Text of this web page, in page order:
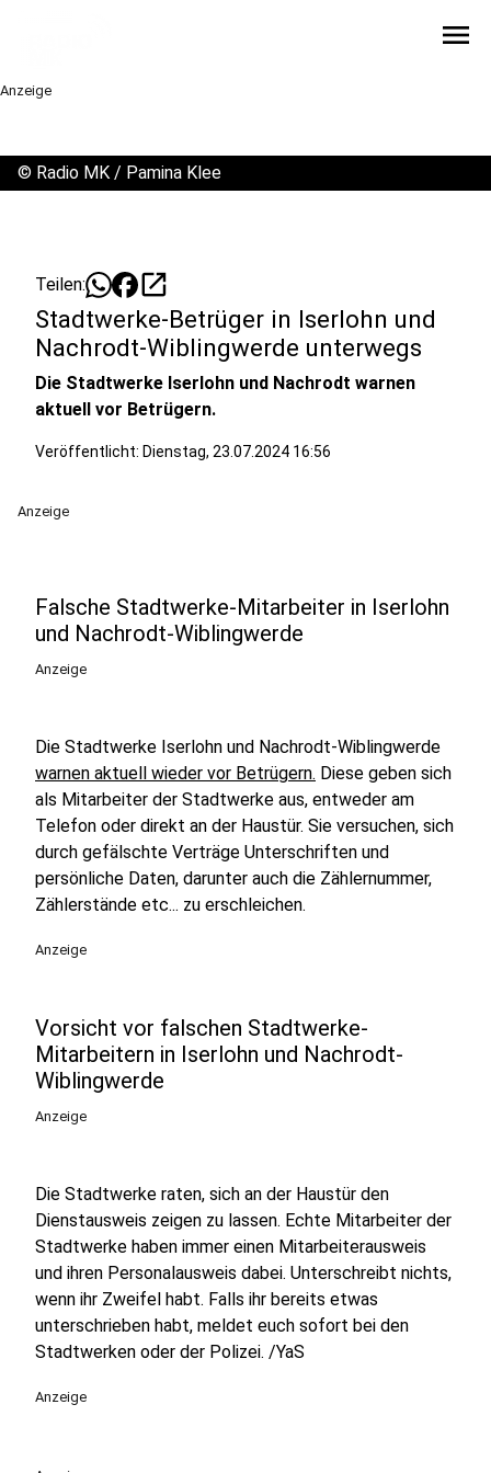
menu
Anzeige
© Radio MK / Pamina Klee
Teilen: open_in_new
Stadtwerke-Betrüger in Iserlohn und
Nachrodt-Wiblingwerde unterwegs
Die Stadtwerke Iserlohn und Nachrodt warnen
aktuell vor Betrügern.
Veröffentlicht: Dienstag, 23.07.2024 16:56
Anzeige
Falsche Stadtwerke-Mitarbeiter in Iserlohn
und Nachrodt-Wiblingwerde
Anzeige
Die Stadtwerke Iserlohn und Nachrodt-Wiblingwerde
warnen aktuell wieder vor Betrügern. Diese geben sich
als Mitarbeiter der Stadtwerke aus, entweder am
Telefon oder direkt an der Haustür. Sie versuchen, sich
durch gefälschte Verträge Unterschriften und
persönliche Daten, darunter auch die Zählernummer,
Zählerstände etc... zu erschleichen.
Anzeige
Vorsicht vor falschen Stadtwerke-
Mitarbeitern in Iserlohn und Nachrodt-
Wiblingwerde
Anzeige
Die Stadtwerke raten, sich an der Haustür den
Dienstausweis zeigen zu lassen. Echte Mitarbeiter der
Stadtwerke haben immer einen Mitarbeiterausweis
und ihren Personalausweis dabei. Unterschreibt nichts,
wenn ihr Zweifel habt. Falls ihr bereits etwas
unterschrieben habt, meldet euch sofort bei den
Stadtwerken oder der Polizei. /YaS
Anzeige